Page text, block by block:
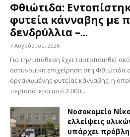
Φθιώτιδα:
φυτεία κάνναβης με
δενδρύλλια –...
7 Αυγούστου, 2026
Για την υπόθεση έχει ταυτοποιηθεί
αστυνομική επιχείρηση στη Φθιώτιδα
οργανωμένης φυτείας κάνναβης, η
περισσότερα από 2.000...
Νοσοκομείο
ελλείψεις
υπάρχει